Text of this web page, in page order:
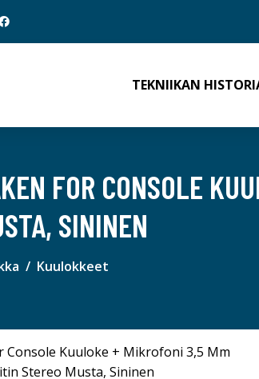
TEKNIIKAN
FOR CONSOLE
SININEN
Kuulokkeet